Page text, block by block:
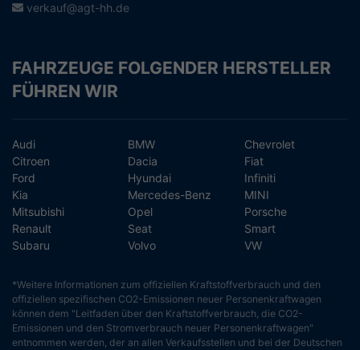
verkauf@agt-hh.de
FAHRZEUGE FOLGENDER HERSTELLER
FÜHREN WIR
Audi BMW
Chevrolet
Citroen
Dacia
Fiat
Ford
Hyundai
Infiniti
Kia
Mercedes-Benz
MINI
Mitsubishi
Opel
Porsche
Renault
Seat
Smart
Subaru
Volvo VW
*Weitere Informationen zum offiziellen Kraftstoffverbrauch und den
offiziellen spezifischen CO2-Emissionen neuer Personenkraftwagen
können dem "Leitfaden über den Kraftstoffverbrauch, die CO2-
Emissionen und den Stromverbrauch neuer Personenkraftwagen"
entnommen werden, der an allen Verkaufsstellen und bei der Deutschen